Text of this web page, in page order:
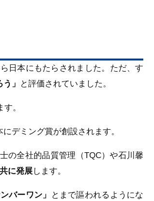
日本にもたらされました。ただ、す
」 と評価されていました。
。
デミング賞が創設されます。
の全社的品質管理（TQC）や石川馨
に発展します。
バーワン」
とまで謳われるようにな